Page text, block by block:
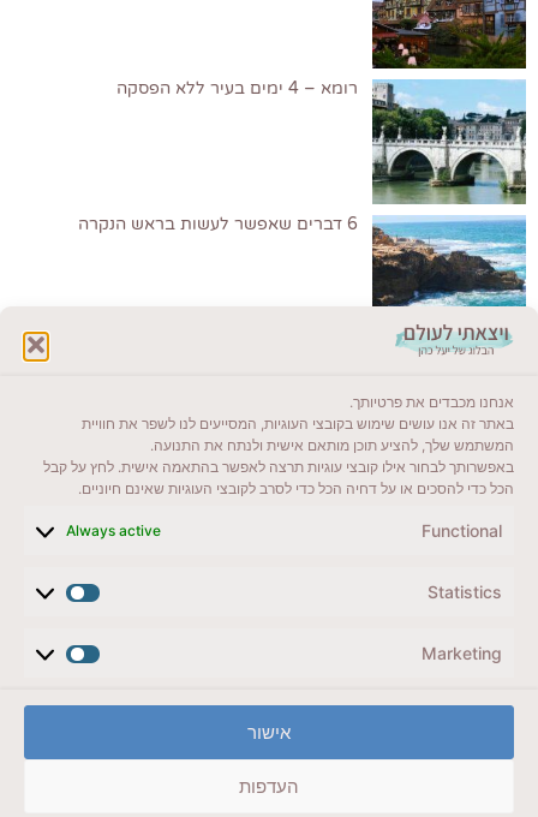
אנחנו מכבדים את פרטיותך.
באתר זה אנו עושים שימוש בקובצי העוגיות, המסייעים לנו לשפר את חוויית
המשתמש שלך, להציע תוכן מותאם אישית ולנתח את התנועה.
באפשרותך לבחור אילו קובצי עוגיות תרצה לאפשר בהתאמה אישית. לחץ על קבל
הכל כדי להסכים או על דחיה הכל כדי לסרב לקובצי העוגיות שאינם חיוניים.
Functional
Always active
Statistics
Marketing
אישור
העדפות
רומא – 4 ימים בעיר ללא הפסקה
6 דברים שאפשר לעשות בראש הנקרה
ייעדים מומלצים
מדריכים ועזרים
לשליחת הודעת וואטסאפ
veyatsati.laolam@gmail.com
מדיניות פרטיות // תנאי שימוש באתר